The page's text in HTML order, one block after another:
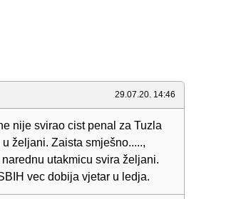
29.07.20. 14:46
nije svirao cist penal za Tuzla
željani. Zaista smješno.....,
utakmicu svira željani.
vec dobija vjetar u ledja.